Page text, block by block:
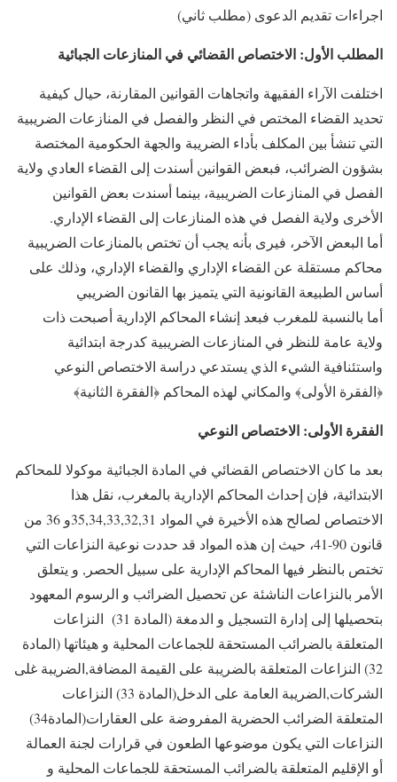
اجراءات تقديم الدعوى (مطلب ثاني)
المطلب الأول: الاختصاص القضائي في المنازعات الجبائية
اختلفت الآراء الفقيهة واتجاهات القوانين المقارنة، حيال كيفية
تحديد القضاء المختص في النظر والفصل في المنازعات الضريبية
التي تنشأ بين المكلف بأداء الضريبة والجهة الحكومية المختصة
بشؤون الضرائب، فبعض القوانين أسندت إلى القضاء العادي ولاية
الفصل في المنازعات الضريبية، بينما أسندت بعض القوانين
الأخرى ولاية الفصل في هذه المنازعات إلى القضاء الإداري.
أما البعض الآخر، فيرى بأنه يجب أن تختص بالمنازعات الضريبية
محاكم مستقلة عن القضاء الإداري والقضاء الإداري، وذلك على
أساس الطبيعة القانونية التي يتميز بها القانون الضريبي
أما بالنسبة للمغرب فبعد إنشاء المحاكم الإدارية أصبحت ذات
ولاية عامة للنظر في المنازعات الضريبية كدرجة ابتدائية
واستئنافية الشيء الذي يستدعي دراسة الاختصاص النوعي
﴿الفقرة الأولى﴾ والمكاني لهذه المحاكم ﴿الفقرة الثانية﴾
الفقرة الأولى: الاختصاص النوعي
بعد ما كان الاختصاص القضائي في المادة الجبائية موكولا للمحاكم
الابتدائية، فإن إحداث المحاكم الإدارية بالمغرب، نقل هذا
الاختصاص لصالح هذه الأخيرة في المواد 35,34,33,32,31و 36 من
قانون 90-41، حيث إن هذه المواد قد حددت نوعية النزاعات التي
تختص بالنظر فيها المحاكم الإدارية على سبيل الحصر, و يتعلق
الأمر بالنزاعات الناشئة عن تحصيل الضرائب و الرسوم المعهود
بتحصيلها إلى إدارة التسجيل و الدمغة (المادة 31) النزاعات
المتعلقة بالضرائب المستحقة للجماعات المحلية و هيئاتها (المادة
32) النزاعات المتعلقة بالضريبة على القيمة المضافة,الضريبة غلى
الشركات,الضريبة العامة على الدخل(المادة 33) النزاعات
المتعلقة الضرائب الحضرية المفروضة على العقارات(المادة34)
النزاعات التي يكون موضوعها الطعون في قرارات لجنة العمالة
أو الإقليم المتعلقة بالضرائب المستحقة للجماعات المحلية و